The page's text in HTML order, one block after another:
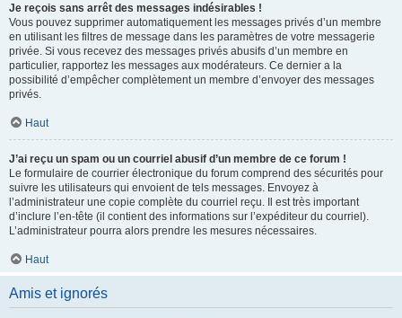
Je reçois sans arrêt des messages indésirables !
Vous pouvez supprimer automatiquement les messages privés d’un membre
en utilisant les filtres de message dans les paramètres de votre messagerie
privée. Si vous recevez des messages privés abusifs d’un membre en
particulier, rapportez les messages aux modérateurs. Ce dernier a la
possibilité d’empêcher complètement un membre d’envoyer des messages
privés.
Haut
J’ai reçu un spam ou un courriel abusif d’un membre de ce forum !
Le formulaire de courrier électronique du forum comprend des sécurités pour
suivre les utilisateurs qui envoient de tels messages. Envoyez à
l’administrateur une copie complète du courriel reçu. Il est très important
d’inclure l’en-tête (il contient des informations sur l’expéditeur du courriel).
L’administrateur pourra alors prendre les mesures nécessaires.
Haut
Amis et ignorés